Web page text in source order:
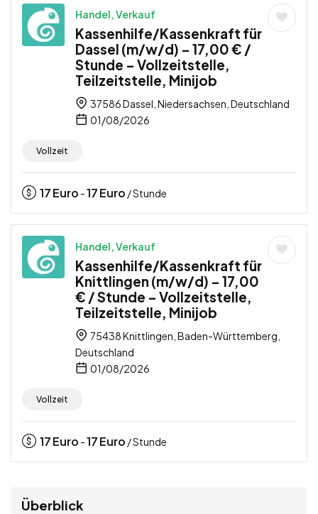
Handel, Verkauf
Kassenhilfe/Kassenkraft für
Dassel (m/w/d) – 17,00 € /
Stunde – Vollzeitstelle,
Teilzeitstelle, Minijob
37586 Dassel, Niedersachsen, Deutschland
01/08/2026
Vollzeit
17Euro -17Euro / Stunde
Handel, Verkauf
Kassenhilfe/Kassenkraft für
Knittlingen (m/w/d) – 17,00
€ / Stunde – Vollzeitstelle,
Teilzeitstelle, Minijob
75438 Knittlingen, Baden-Württemberg,
Deutschland
01/08/2026
Vollzeit
17Euro -17Euro / Stunde
Überblick